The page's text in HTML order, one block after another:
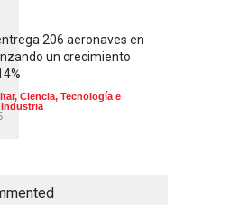
206 aeronaves en
un crecimiento
, Ciencia, Tecnología e
Industria